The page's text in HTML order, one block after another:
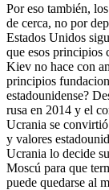
Por eso también,
de cerca, no por
Estados Unidos
que esos principios
Kiev no hace con
principios
estadounidense?
rusa en 2014 y el
Ucrania se
y valores
Ucrania lo decide
Moscú para que
puede quedarse al